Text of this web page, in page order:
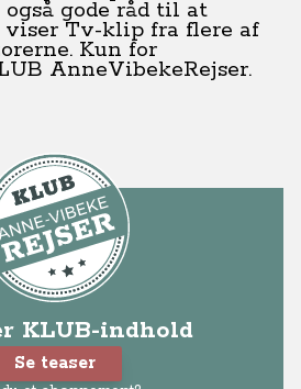
også gode råd til at
viser Tv-klip fra flere af
Kun for
AnneVibekeRejser.
KLUB-indhold
Se teaser